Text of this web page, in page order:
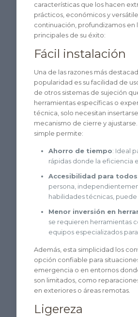
características que los hacen
prácticos, económicos y
continuación, profundizamos en
principales de su éxito:
Fácil instalación
Una de las razones más
popularidad es su facilidad de
de otros sistemas de sujeción
herramientas específicas o
técnica, solo necesitan
mecanismo de cierre y
simple permite:
Ahorro de tiempo: Ideal
rápidas donde la eficiencia
Accesibilidad para todos
persona,
habilidades técnicas, puede
Menor inversión en
se requieren herramientas
equipos especializados
Además, esta simplicidad los
opción confiable para
emergencia o en entornos
son limitados, como
en exteriores o áreas remotas.
Ligereza